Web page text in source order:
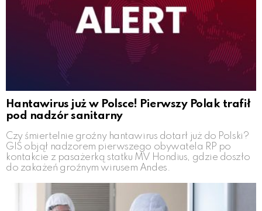
Hantawirus już w Polsce! Pierwszy Polak trafił
pod nadzór sanitarny
Czy śmiertelnie groźny hantawirus dotarł już do Polski?
GIS objął nadzorem pierwszego obywatela RP po
kontakcie z pasażerką statku MV Hondius, gdzie doszło
do zakażeń groźnym wirusem Andes.